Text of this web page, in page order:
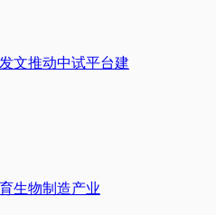
势产业、战略性新兴产
中试平台布局力度，在
文推动中试平台建
生物制造产业